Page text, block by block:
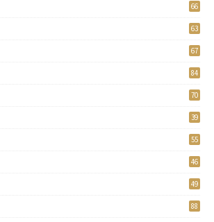
66
63
67
84
70
39
55
46
49
88